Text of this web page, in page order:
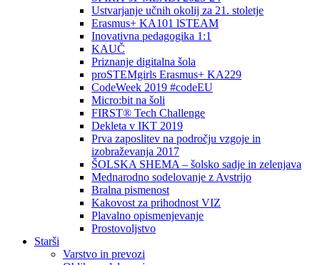
Ustvarjanje učnih okolij za 21. stoletje
Erasmus+ KA101 lSTEAM
Inovativna pedagogika 1:1
KAUČ
Priznanje digitalna šola
proSTEMgirls Erasmus+ KA229
CodeWeek 2019 #codeEU
Micro:bit na šoli
FIRST® Tech Challenge
Dekleta v IKT 2019
Prva zaposlitev na področju vzgoje in
izobraževanja 2017
ŠOLSKA SHEMA – šolsko sadje in zelenjava
Mednarodno sodelovanje z Avstrijo
Bralna pismenost
Kakovost za prihodnost VIZ
Plavalno opismenjevanje
Prostovoljstvo
Starši
Varstvo in prevozi